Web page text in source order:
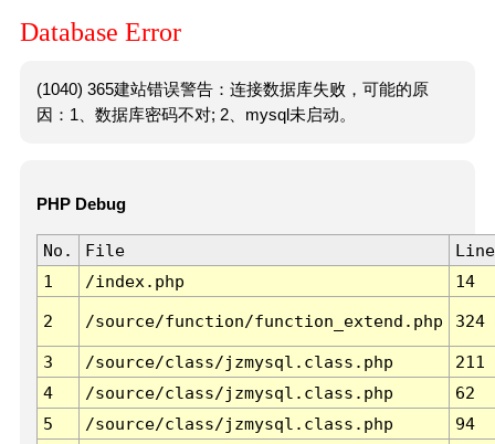
Database Error
(1040) 365建站错误警告：连接数据库失败，可能的原
因：1、数据库密码不对; 2、mysql未启动。
PHP Debug
No. File
Line
1
/index.php 14
2 /source/function/function_extend.php 324
3 /source/class/jzmysql.class.php
211
4
/source/class/jzmysql.class.php
62
5
/source/class/jzmysql.class.php
94